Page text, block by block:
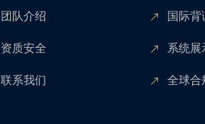
团队介绍
资质安全
联系我们
国际背
系统展
全球合